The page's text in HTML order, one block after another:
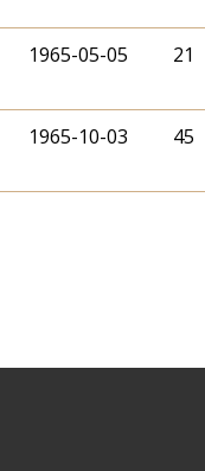
1965-05-05 21
1965-10-03 45